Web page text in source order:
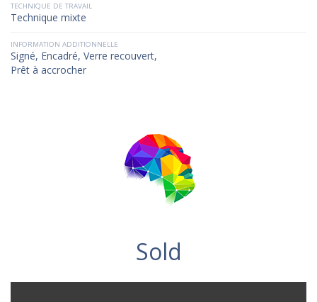
TECHNIQUE DE TRAVAIL
Technique mixte
INFORMATION ADDITIONNELLE
Signé, Encadré, Verre recouvert,
Prêt à accrocher
Sold